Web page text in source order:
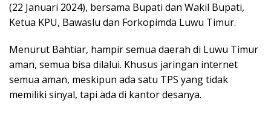
(22 Januari 2024), bersama Bupati dan Wakil Bupati,
Ketua KPU, Bawaslu dan Forkopimda Luwu Timur.
Menurut Bahtiar, hampir semua daerah di Luwu Timur
aman, semua bisa dilalui. Khusus jaringan internet
semua aman, meskipun ada satu TPS yang tidak
memiliki sinyal, tapi ada di kantor desanya.